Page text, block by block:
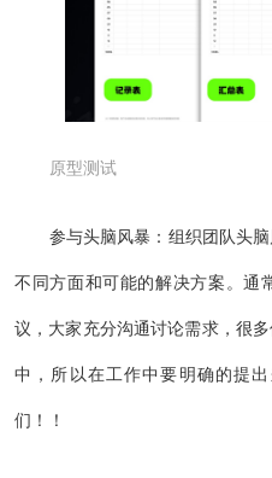
原型测试
参与头脑风暴：组织团队头
不同方面和可能的解决方案。通
议，大家充分沟通讨论需求，很
中，所以在工作中要明确的提
们！！